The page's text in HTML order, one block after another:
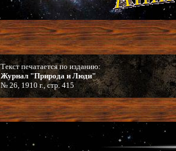
Текст печатается по изданию:
Журнал "Природа и Люди"
№ 26, 1910 г., стр. 415